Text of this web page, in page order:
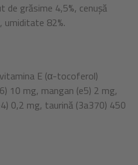
de grăsime 4,5%, cenușă
umiditate 82%.
E (α-tocoferol)
10 mg, mangan (e5) 2 mg,
0,2 mg, taurină (3a370) 450